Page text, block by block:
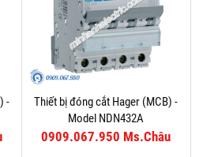
-
Thiết bị đóng cắt Hager (MCB) -
Model NDN432A
0909.067.950 Ms.Châu